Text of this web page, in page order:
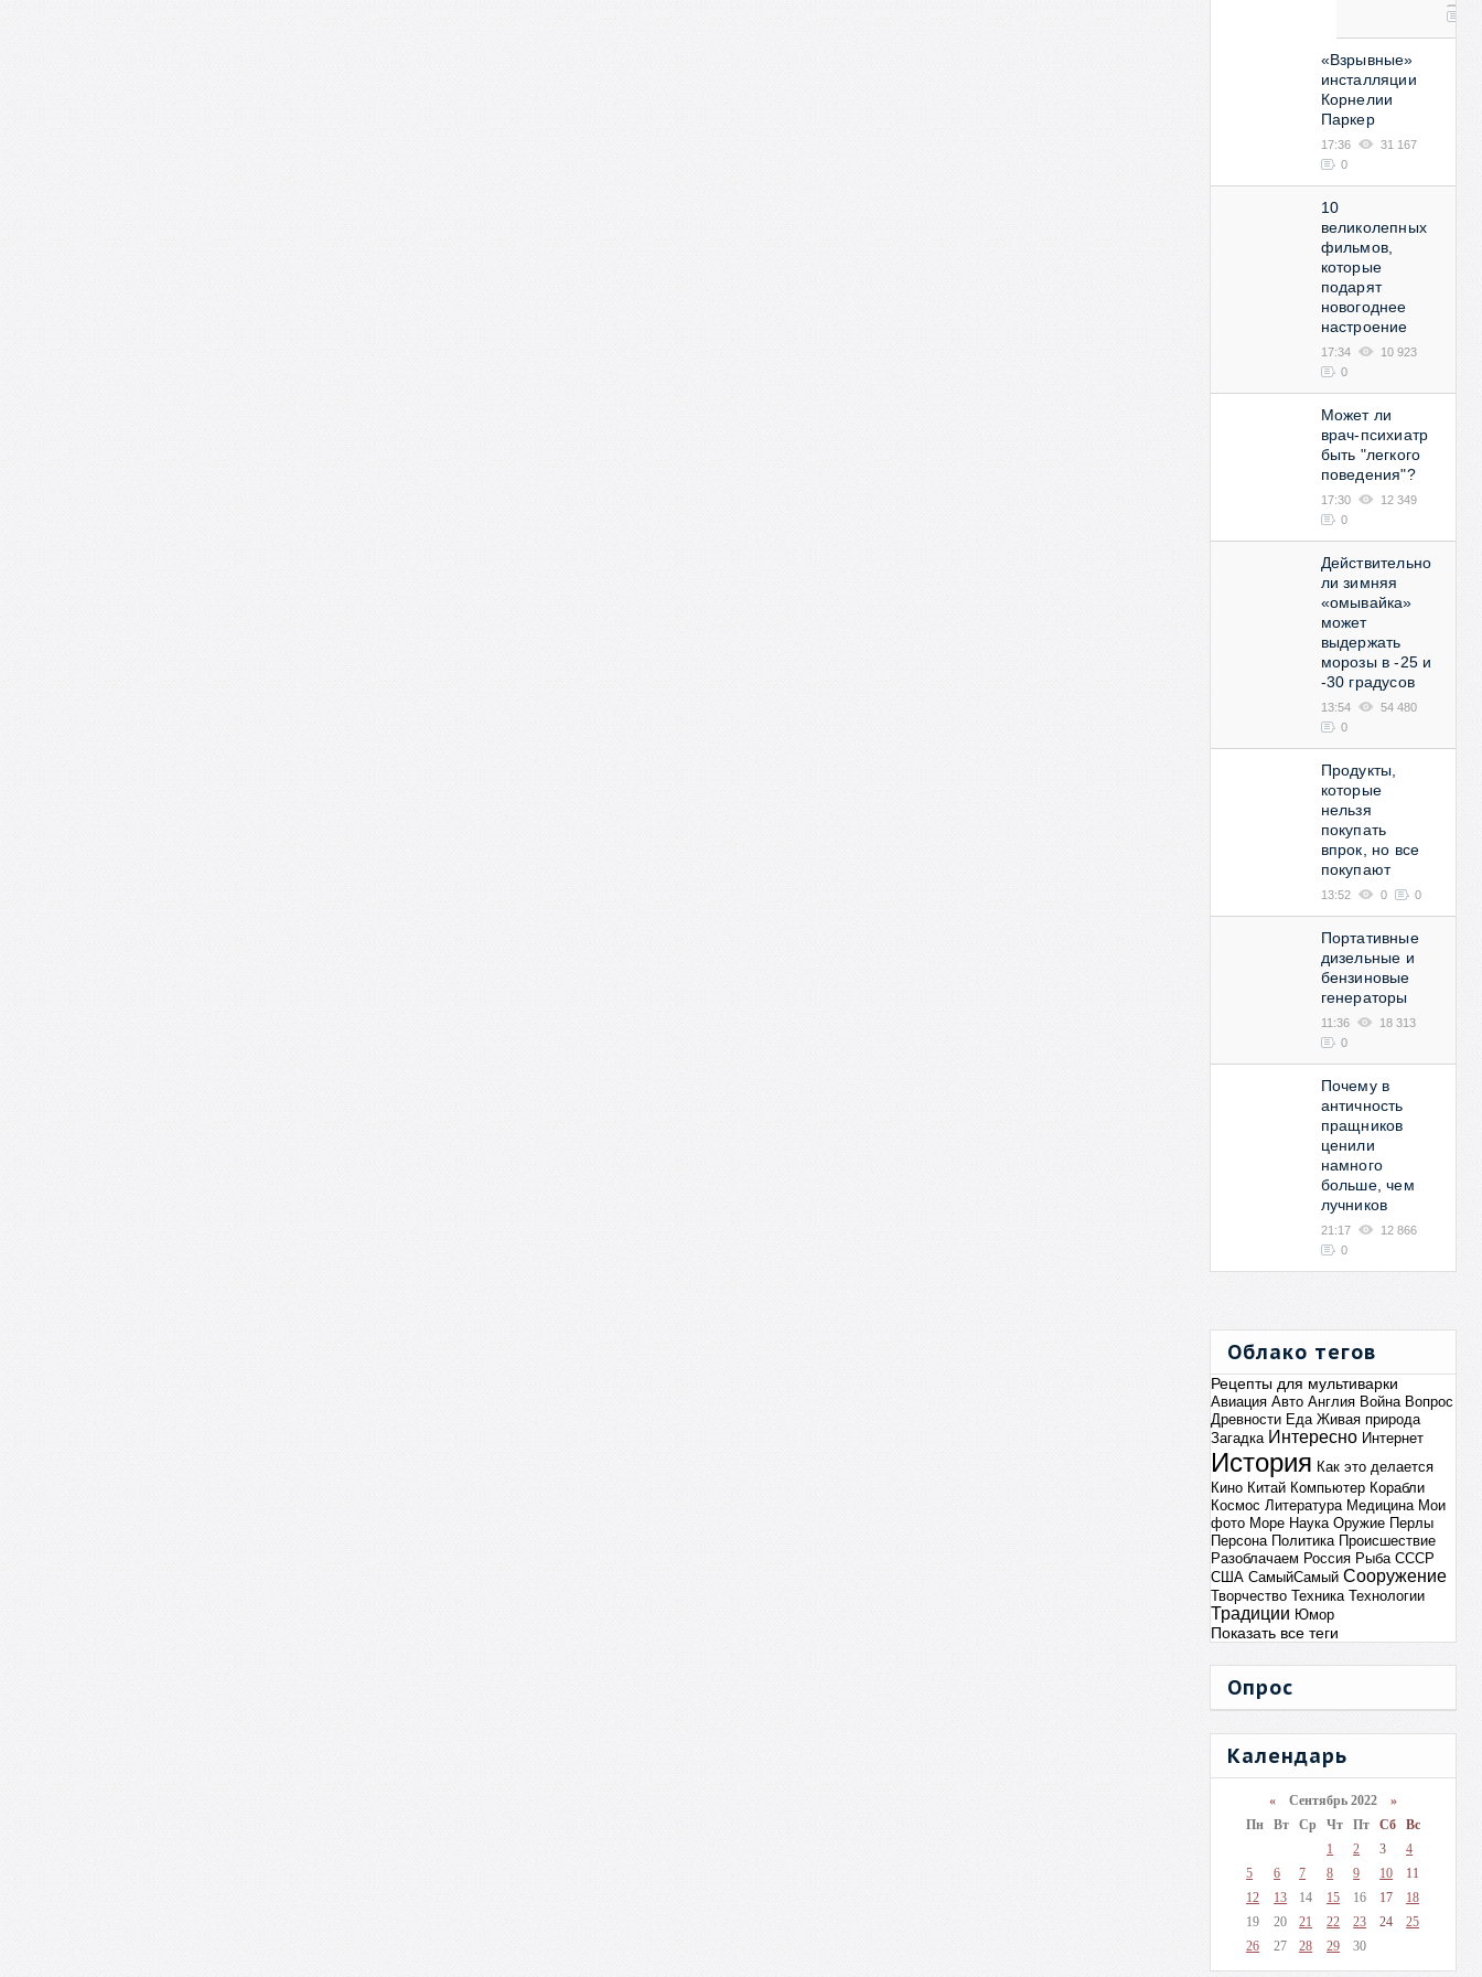
«Взрывные»
инсталляции
Корнелии
Паркер
17:36
31 167
0
10
великолепных
фильмов,
которые
подарят
новогоднее
настроение
17:34
10 923
0
Может ли
врач-психиатр
быть "легкого
поведения"?
17:30
12 349
0
Действительно
ли зимняя
«омывайка»
может
выдержать
морозы в -25 и
-30 градусов
13:54
54 480
0
Продукты,
которые
нельзя
покупать
впрок, но все
покупают
13:52 0 0
Портативные
дизельные и
бензиновые
генераторы
11:36
18 313
0
Почему в
античность
пращников
ценили
намного
больше, чем
лучников
21:17
12 866
0
Облако тегов
Рецепты для мультиварки
Авиация Авто Англия Война Вопрос
Древности Еда Живая природа
Загадка Интересно Интернет
История Как это делается
Кино Китай Компьютер Корабли
Космос Литература Медицина Мои
фото Море Наука Оружие Перлы
Персона Политика Происшествие
Разоблачаем Россия Рыба СССР
США СамыйСамый Сооружение
Творчество Техника Технологии
Традиции Юмор
Показать все теги
Опрос
Календарь
« Сентябрь 2022»
Пн
Вт Ср Чт Пт Сб
Вс
1
2 3
4
5
6 7 8 9 10
11
12
13 14 15 16 17
18
19
20 21 22 23 24
25
26
27 28 29 30